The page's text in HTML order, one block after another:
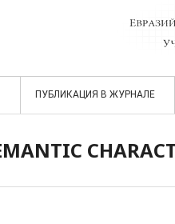
ПУБЛИКАЦИЯ В ЖУРНАЛЕ